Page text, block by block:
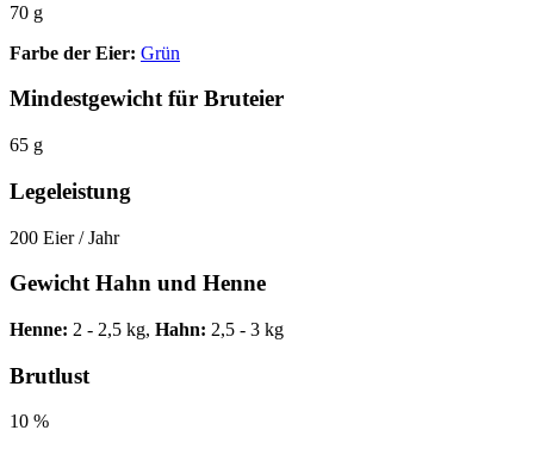
70 g
Farbe der Eier: Grün
Mindestgewicht für Bruteier
65 g
Legeleistung
200 Eier / Jahr
Gewicht Hahn und Henne
Henne: 2 - 2,5 kg, Hahn: 2,5 - 3 kg
Brutlust
10 %